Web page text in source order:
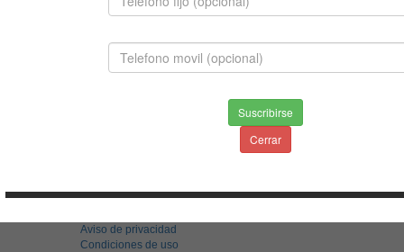
Aviso de privacidad
Condiciones de uso
Suscribirse
Cerrar